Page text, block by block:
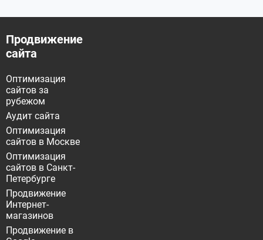
Продвижение
сайта
Оптимизация
сайтов за
рубежом
Аудит сайта
Оптимизация
сайтов в Москве
Оптимизация
сайтов в Санкт-
Петербурге
Продвижение
Интернет-
магазинов
Продвижение в